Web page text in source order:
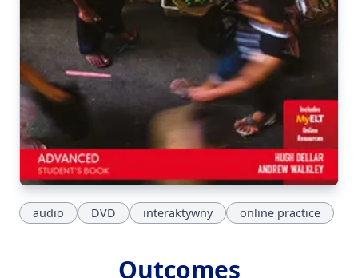
audio DVD interaktywny online practice
Outcomes